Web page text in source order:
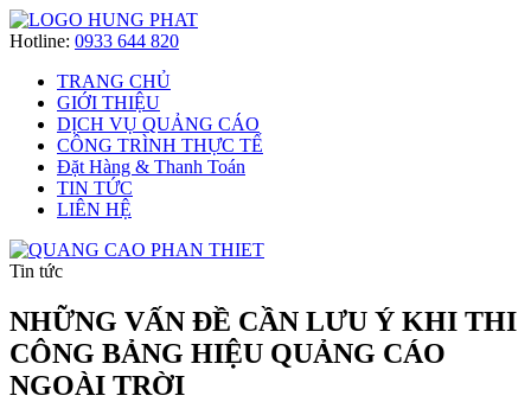
Hotline: 0933 644 820
TRANG CHỦ
GIỚI THIỆU
DỊCH VỤ QUẢNG CÁO
CÔNG TRÌNH THỰC TẾ
Đặt Hàng & Thanh Toán
TIN TỨC
LIÊN HỆ
Tin tức
NHỮNG VẤN ĐỀ CẦN LƯU Ý KHI THI
CÔNG BẢNG HIỆU QUẢNG CÁO
NGOÀI TRỜI